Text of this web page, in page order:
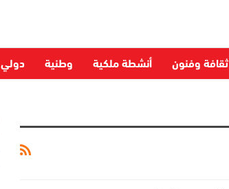
ثقافة وفنون أنشطة ملكية وطنية دولي